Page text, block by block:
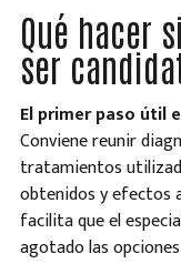
Qué hacer
ser
El primer paso útil
Conviene reunir
tratamientos
obtenidos y efectos
facilita que el
agotado las